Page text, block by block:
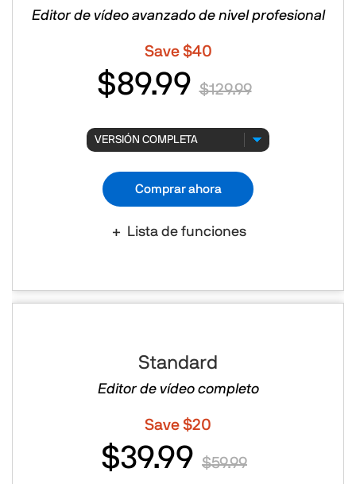
Standard
Editor de vídeo completo
Save $20
$39.99 $59.99
Editor de vídeo avanzado de nivel profesional
Save $40
$89.99 $129.99
Comprar ahora
Lista de funciones